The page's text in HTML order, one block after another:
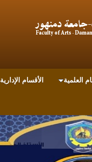
العلمية الأقسام الإدارية